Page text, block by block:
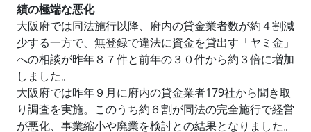
績の極端な悪化
大阪府では同法施行以降、府内の貸金業者数が約４割減
少する一方で、無登録で違法に資金を貸出す「ヤミ金」
への相談が昨年８７件と前年の３０件から約３倍に増加
しました。
大阪府では昨年９月に府内の貸金業者179社から聞き取
り調査を実施。このうち約６割が同法の完全施行で経営
が悪化、事業縮小や廃業を検討との結果となりました。